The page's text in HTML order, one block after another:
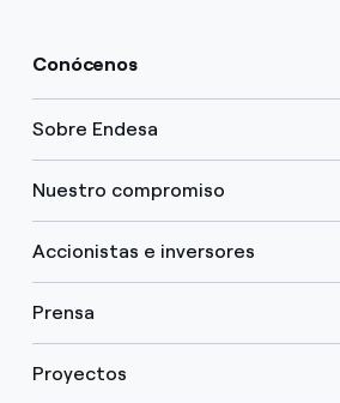
Conócenos
Sobre Endesa
Nuestro compromiso
Accionistas e inversores
Prensa
Proyectos